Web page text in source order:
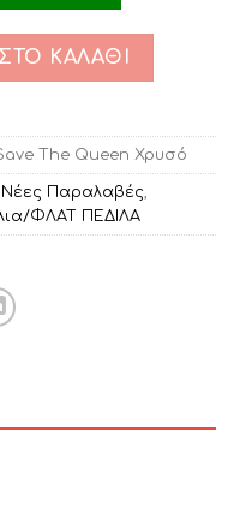
ΚΑΛΆΘΙ
The Queen Χρυσό
Νέες Παραλαβές,
ΦΛΑΤ ΠΕΔΙΛΑ